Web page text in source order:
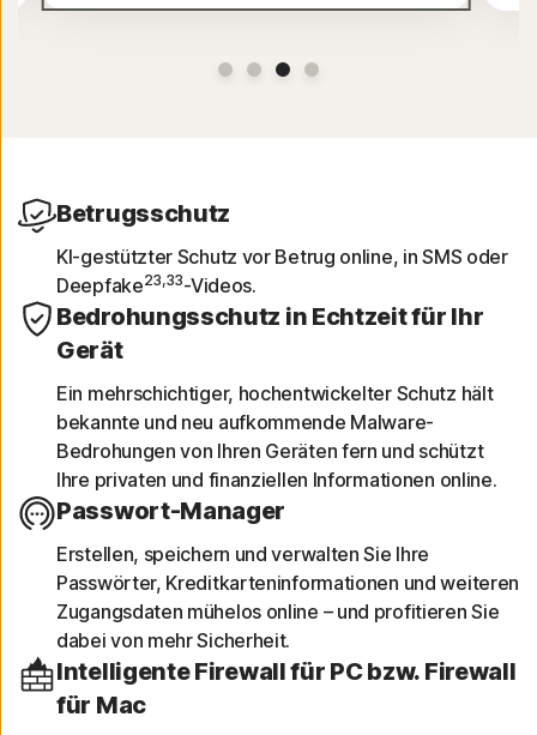
Betrugsschutz
KI-gestützter Schutz vor Betrug online, in SMS oder
Deepfake23,33-Videos.
Bedrohungsschutz in Echtzeit für Ihr
Gerät
Ein mehrschichtiger, hochentwickelter Schutz hält
bekannte und neu aufkommende Malware-
Bedrohungen von Ihren Geräten fern und schützt
Ihre privaten und finanziellen Informationen online.
Passwort-Manager
Erstellen, speichern und verwalten Sie Ihre
Passwörter, Kreditkarteninformationen und weiteren
Zugangsdaten mühelos online – und profitieren Sie
dabei von mehr Sicherheit.
Intelligente Firewall für PC bzw. Firewall
für Mac